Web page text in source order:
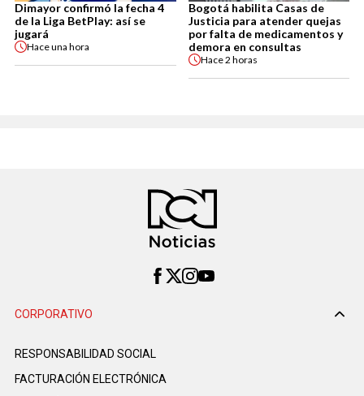
Dimayor confirmó la fecha 4
de la Liga BetPlay: así se
jugará
Haceuna hora
Bogotá habilita Casas de
Justicia para atender quejas
por falta de medicamentos y
demora en consultas
Hace2 horas
CORPORATIVO
RESPONSABILIDAD SOCIAL
FACTURACIÓN ELECTRÓNICA